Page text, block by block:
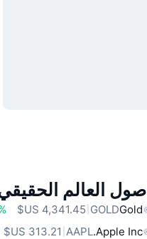
أصول العالم
Gold
GOLD
Apple Inc.
AAPL